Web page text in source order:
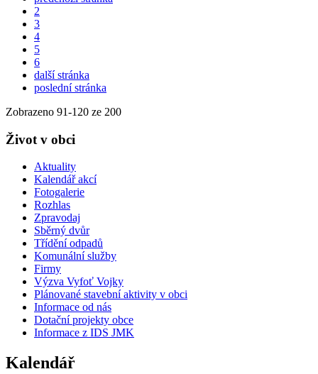
2
3
4
5
6
další stránka
poslední stránka
Zobrazeno 91-120 ze 200
Život v obci
Aktuality
Kalendář akcí
Fotogalerie
Rozhlas
Zpravodaj
Sběrný dvůr
Třídění odpadů
Komunální služby
Firmy
Výzva Vyfoť Vojky
Plánované stavební aktivity v obci
Informace od nás
Dotační projekty obce
Informace z IDS JMK
Kalendář